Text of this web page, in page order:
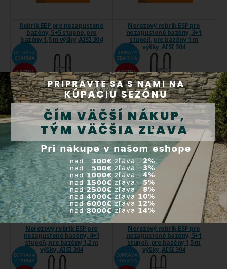
Rebrík EEP pre nezapustené
bazény, 5+5 stupne, pre
bazény 1,5 m výšky, AISI 304
DOPRAVA
ZDARMA
EXTRA
ZĽAVA
Určené pre privátne a
komerčné ...
Kód produktu:7085
549,00 €
Kúpiť
Expedícia do 24 hod.
Nerezový rebrík ESP pre
nezapustené bazény, 3+1
stupeň, pre bazény 1 m
výšky, AISI 304
DOPRAVA
ZDARMA
EXTRA
ZĽAVA
Príslušenstvo, ktoré zaručuje
pohodlný ...
Kód produktu:7073
340,00 €
Kúpiť
Do 5 dní
Nerezový rebrík ESP pre
nezapustené bazény, 4+1
stupeň, pre bazény 1,2 m
výšky, AISI 304
DOPRAVA
ZDARMA
Nerezový rebrík ESP pre
nezapustené bazény, 5+1
stupeň, pre bazény 1,5 m
výšky, AISI 304
DOPRAVA
ZDARMA